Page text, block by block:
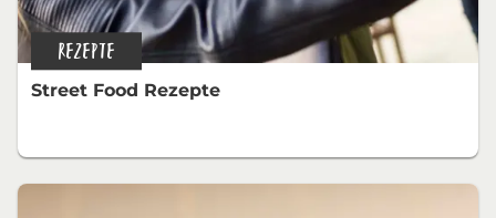
REZEPTE
Street Food Rezepte